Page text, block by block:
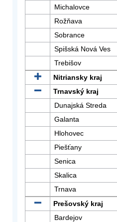
Michalovce
Rožňava
Sobrance
Spišská Nová Ves
Trebišov
Nitriansky kraj
Trnavský kraj
Dunajská Streda
Galanta
Hlohovec
Piešťany
Senica
Skalica
Trnava
Prešovský kraj
Bardejov